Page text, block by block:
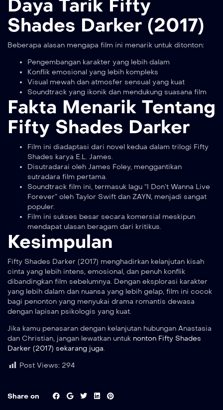
Daya Tarik Fifty
Shades Darker (2017)
Beberapa alasan mengapa film ini menarik untuk ditonton:
Pengembangan karakter yang lebih dalam
Konflik emosional yang lebih kompleks
Visual mewah dan atmosfer sensual yang kuat
Soundtrack yang ikonik dan mendukung suasana film
Fakta Menarik Tentang
Fifty Shades Darker
Film ini diadaptasi dari novel kedua dalam trilogi Fifty
Shades karya E.L. James.
Disutradarai oleh James Foley, menggantikan
sutradara film pertama.
Soundtrack film ini, termasuk lagu “I Don’t Wanna Live
Forever” oleh Taylor Swift dan ZAYN, menjadi sangat
populer.
Film ini sukses besar secara komersial meskipun
mendapat ulasan beragam dari kritikus.
Kesimpulan
Fifty Shades Darker (2017) menghadirkan kelanjutan kisah
cinta yang lebih intens, emosional, dan penuh konflik
dibandingkan film sebelumnya. Dengan eksplorasi karakter
yang lebih dalam dan nuansa yang lebih gelap, film ini cocok
bagi penonton yang menyukai drama romantis dewasa
dengan lapisan psikologis yang kuat.
Jika kamu penasaran dengan kelanjutan hubungan Anastasia
dan Christian, jangan lewatkan untuk nonton Fifty Shades
Darker (2017) sekarang juga.
Post Views: 294
Share on